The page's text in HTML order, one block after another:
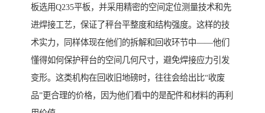
板选用Q235平板，并采用精密的空间定位测量技术和先
进焊接工艺，保证了秤台平整度和结构强度。这样的技
术实力，同样体现在他们的拆解和回收环节中——他们
懂得如何保护秤台的空间几何尺寸，避免焊接应力引发
变形。这类机构在回收旧地磅时，往往会给出比“收废
品”更合理的价格，因为他们看中的是配件和材料的再利